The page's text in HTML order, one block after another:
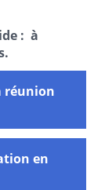
: à
réunion
en